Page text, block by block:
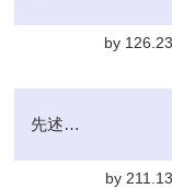
by
先述…
by